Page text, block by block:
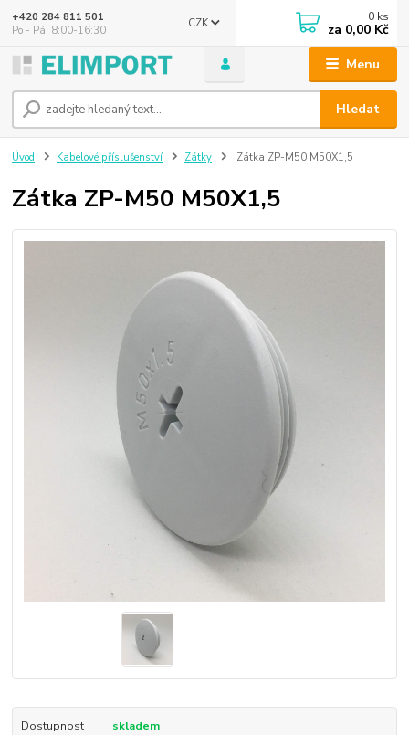
Menu
CZK
Hledat
+420 284 811 501
Po - Pá, 8:00-16:30
0 ks
za 0,00 Kč
Úvod Kabelové příslušenství Zátky Zátka ZP-M50 M50X1,5
Zátka ZP-M50 M50X1,5
Dostupnost skladem